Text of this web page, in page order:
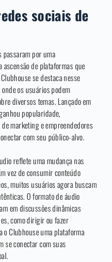
sociais de
passaram por uma
de plataformas que
se destaca nesse
os usuários podem
diversos temas. Lançado em
popularidade,
marketing e empreendedores
com seu público-alvo.
reflete uma mudança nas
vez de consumir conteúdo
muitos usuários agora buscam
O formato de áudio
em discussões dinâmicas
como dirigir ou fazer
Clubhouse uma plataforma
se conectar com suas